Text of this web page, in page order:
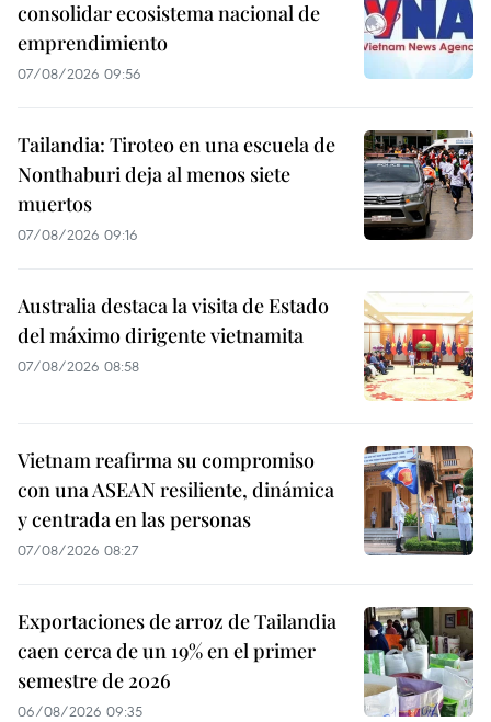
consolidar ecosistema nacional de
emprendimiento
07/08/2026 09:56
Tailandia: Tiroteo en una escuela de
Nonthaburi deja al menos siete
muertos
07/08/2026 09:16
Australia destaca la visita de Estado
del máximo dirigente vietnamita
07/08/2026 08:58
Vietnam reafirma su compromiso
con una ASEAN resiliente, dinámica
y centrada en las personas
07/08/2026 08:27
Exportaciones de arroz de Tailandia
caen cerca de un 19% en el primer
semestre de 2026
06/08/2026 09:35